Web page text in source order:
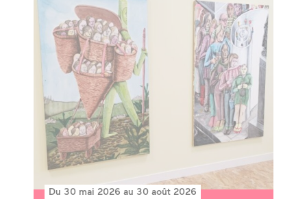
Du 30 mai 2026 au 30 août 2026